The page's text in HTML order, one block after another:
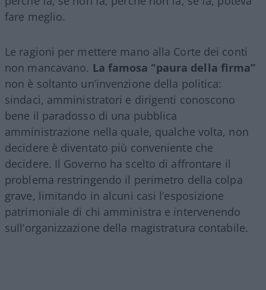
fare meglio.
Le ragioni per mettere mano alla Corte dei conti
non mancavano. La famosa “paura della firma”
non è soltanto un’invenzione della politica:
sindaci, amministratori e dirigenti conoscono
bene il paradosso di una pubblica
amministrazione nella quale, qualche volta, non
decidere è diventato più conveniente che
decidere. Il Governo ha scelto di affrontare il
problema restringendo il perimetro della colpa
grave, limitando in alcuni casi l’esposizione
patrimoniale di chi amministra e intervenendo
sull’organizzazione della magistratura contabile.